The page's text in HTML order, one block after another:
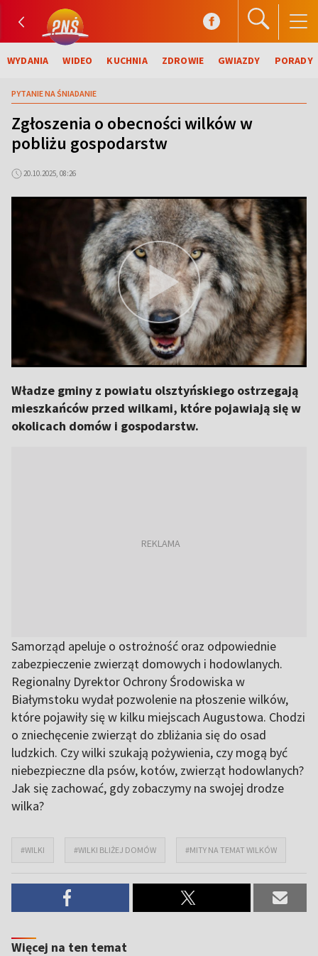
WYDANIA WIDEO KUCHNIA ZDROWIE GWIAZDY PORADY
PYTANIE NA ŚNIADANIE
Zgłoszenia o obecności wilków w
pobliżu gospodarstw
20.10.2025, 08:26
Władze gminy z powiatu olsztyńskiego ostrzegają
mieszkańców przed wilkami, które pojawiają się w
okolicach domów i gospodarstw.
Samorząd apeluje o ostrożność oraz odpowiednie
zabezpieczenie zwierząt domowych i hodowlanych.
Regionalny Dyrektor Ochrony Środowiska w
Białymstoku wydał pozwolenie na płoszenie wilków,
które pojawiły się w kilku miejscach Augustowa. Chodzi
o zniechęcenie zwierząt do zbliżania się do osad
ludzkich. Czy wilki szukają pożywienia, czy mogą być
niebezpieczne dla psów, kotów, zwierząt hodowlanych?
Jak się zachować, gdy zobaczymy na swojej drodze
wilka?
#WILKI #WILKI BLIŻEJ DOMÓW #MITY NA TEMAT WILKÓW
Więcej na ten temat